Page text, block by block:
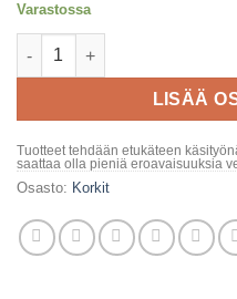
Varastossa
Korkki Route 66 määrä
LISÄÄ
Tuotteet tehdään etukäteen
saattaa olla pieniä eroavaisuuksia
Osasto: Korkit